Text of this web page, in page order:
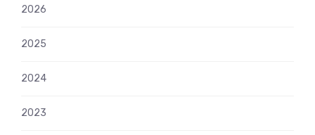
2026
2025
2024
2023